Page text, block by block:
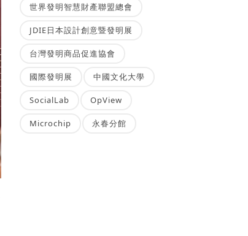
世界發明智慧財產聯盟總會
JDIE日本設計創意暨發明展
台灣發明商品促進協會
國際發明展 中國文化大學
SocialLab OpView
Microchip 永春分館